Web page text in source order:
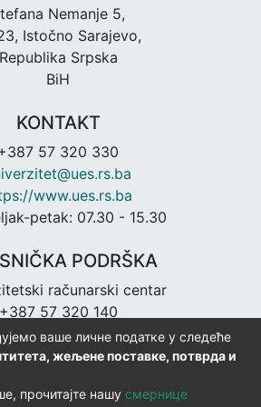
Nemanje 5,
Istočno Sarajevo,
Republika Srpska
BiH
KONTAKT
57 320 330
www.ues.rs.ba
petak: 07.30 - 15.30
PODRŠKA
računarski centar
+387 57 320 140
urc@ues.rs.ba
urc.ues.rs.ba
ваше личне податке у следеће
жељене поставке, потврда и
прочитајте нашу смернице